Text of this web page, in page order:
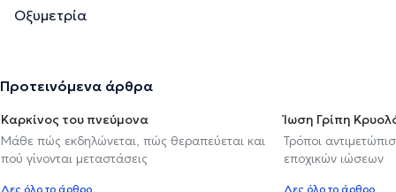
Οξυμετρία
Προτεινόμενα άρθρα
Καρκίνος του πνεύμονα
Μάθε πώς εκδηλώνεται, πώς θεραπεύεται και
πού γίνονται μεταστάσεις
Δες όλο το άρθρο
Ίωση Γρίπη
Τρόποι
εποχικών ιώσεων
Δες όλο το άρθρο